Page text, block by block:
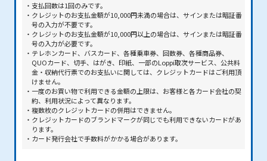
支払回数は1回のみです。
クレジットのお支払金額が10,000円未満の場合は、サインまたは暗証番
号の入力が不要です。
クレジットのお支払金額が10,000円以上の場合は、サインまたは暗証番
号の入力が必要です。
テレホンカード、バスカード、各種乗車券、回数券、各種商品券、
QUOカード、切手、はがき、印紙、一部のLoppi取次サービス、公共料
金・収納代行票でのお支払いに関しては、クレジットカードはご利用頂
けません。
一度のお買い物で利用できる金額の上限は、お客様と各カード会社の契
約、利用状況によって異なります。
複数枚のクレジットカードの併用はできません。
クレジットカードのブランドマークが同じでも利用できないカードがあ
ります。
カード発行会社で手数料がかかる場合があります。